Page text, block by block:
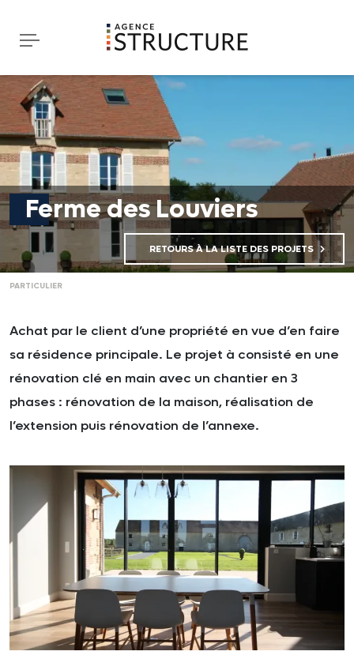
Ferme des Louviers
RETOURS À LA LISTE DES PROJETS
PARTICULIER
Achat par le client d’une propriété en vue d’en faire
sa résidence principale. Le projet à consisté en une
rénovation clé en main avec un chantier en 3
phases : rénovation de la maison, réalisation de
l’extension puis rénovation de l’annexe.